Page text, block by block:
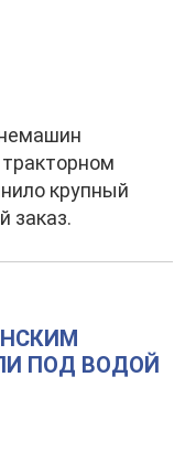
крупный
заказ.
ПОД ВОДОЙ